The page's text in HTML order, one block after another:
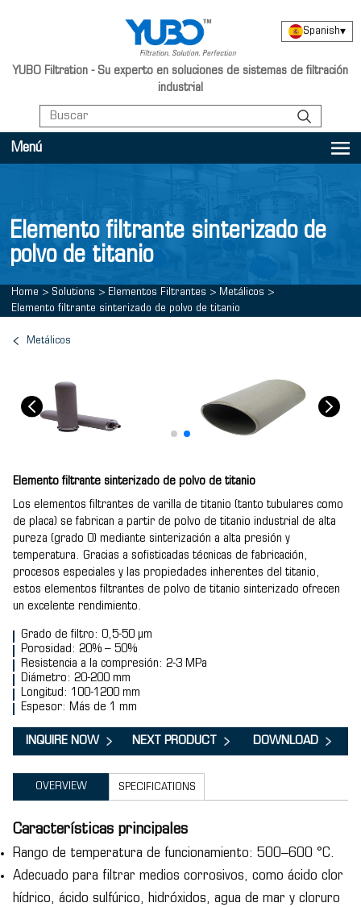
YUBO Filtration - Su experto en soluciones de sistemas de filtración
industrial
Spanish▾
Menú
Elemento filtrante sinterizado de
polvo de titanio
Home > Solutions > Elementos Filtrantes > Metálicos >
Elemento filtrante sinterizado de polvo de titanio
Metálicos
Elemento filtrante sinterizado de polvo de titanio
Los elementos filtrantes de varilla de titanio (tanto tubulares como
de placa) se fabrican a partir de polvo de titanio industrial de alta
pureza (grado 0) mediante sinterización a alta presión y
temperatura. Gracias a sofisticadas técnicas de fabricación,
procesos especiales y las propiedades inherentes del titanio,
estos elementos filtrantes de polvo de titanio sinterizado ofrecen
un excelente rendimiento.
Grado de filtro: 0,5-50 µm
Porosidad: 20% – 50%
Resistencia a la compresión: 2-3 MPa
Diámetro: 20-200 mm
Longitud: 100-1200 mm
Espesor: Más de 1 mm
INQUIRE NOW NEXT PRODUCT DOWNLOAD
OVERVIEW SPECIFICATIONS
Características principales
Rango de temperatura de funcionamiento: 500–600 °C.
Adecuado para filtrar medios corrosivos, como ácido clor
hídrico, ácido sulfúrico, hidróxidos, agua de mar y cloruro